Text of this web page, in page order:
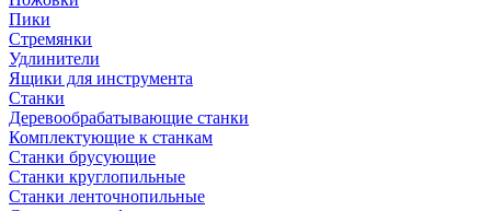
Пики
Стремянки
Удлинители
Ящики для инструмента
Станки
Деревообрабатывающие станки
Комплектующие к станкам
Станки брусующие
Станки круглопильные
Станки ленточнопильные